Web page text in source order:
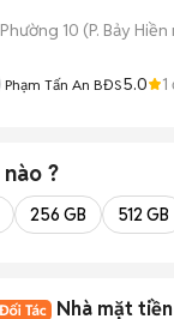
Phường 10 (P. Bảy Hiền
Phạm Tấn An BĐS5.0 1
nào ?
256 GB 512 GB
Nhà mặt